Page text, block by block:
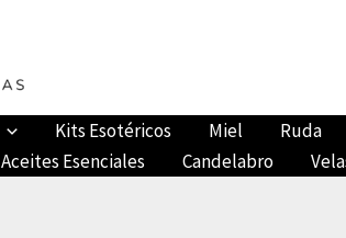
Kits Esotéricos Miel Ruda
Aceites Esenciales Candelabro